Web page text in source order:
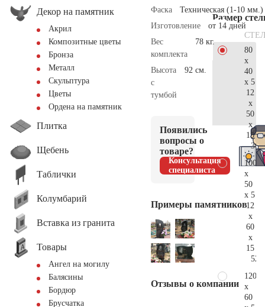
Декор на памятник
Акрил
Композитные цветы
Бронза
Металл
Скульптура
Цветы
Ордена на памятник
Плитка
Щебень
Таблички
Колумбарий
Вставка из гранита
Товары
Ангел на могилу
Балясины
Бордюр
Брусчатка
Фаска
Техническая (1-10 мм.)
Изготовление
от 14 дней
Вес
комплекта
78 кг.
Высота
с
тумбой
92 см.
Появились
вопросы о
товаре?
Консультация
специалиста
Примеры памятников
Отзывы о компании
Размер
80
x
40
x 5
12
x
50
x
15
100
x
50
x 5
12
x
60
x
15
120
x
60